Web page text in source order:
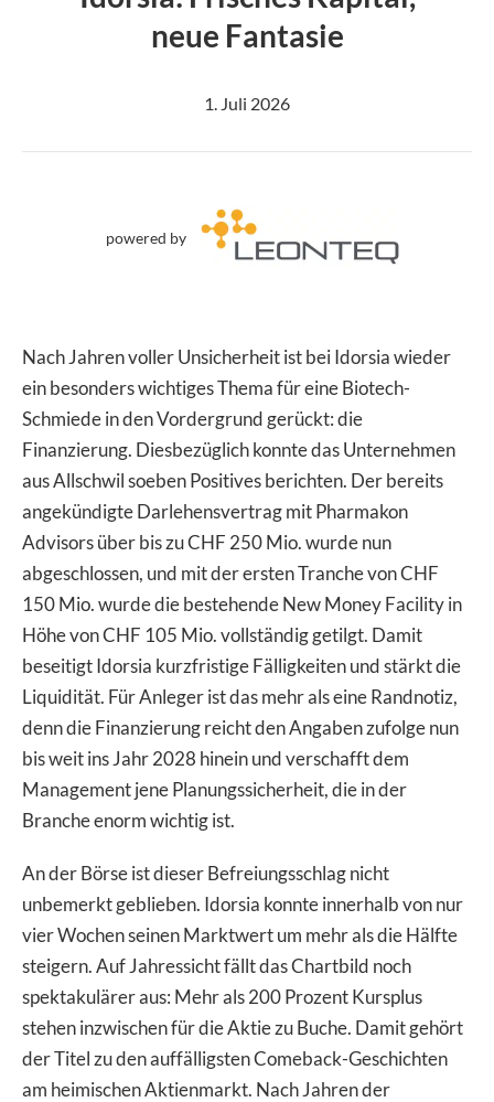
neue Fantasie
1. Juli 2026
powered by
Nach Jahren voller Unsicherheit ist bei Idorsia wieder
ein besonders wichtiges Thema für eine Biotech-
Schmiede in den Vordergrund gerückt: die
Finanzierung. Diesbezüglich konnte das Unternehmen
aus Allschwil soeben Positives berichten. Der bereits
angekündigte Darlehensvertrag mit Pharmakon
Advisors über bis zu CHF 250 Mio. wurde nun
abgeschlossen, und mit der ersten Tranche von CHF
150 Mio. wurde die bestehende New Money Facility in
Höhe von CHF 105 Mio. vollständig getilgt. Damit
beseitigt Idorsia kurzfristige Fälligkeiten und stärkt die
Liquidität. Für Anleger ist das mehr als eine Randnotiz,
denn die Finanzierung reicht den Angaben zufolge nun
bis weit ins Jahr 2028 hinein und verschafft dem
Management jene Planungssicherheit, die in der
Branche enorm wichtig ist.
An der Börse ist dieser Befreiungsschlag nicht
unbemerkt geblieben. Idorsia konnte innerhalb von nur
vier Wochen seinen Marktwert um mehr als die Hälfte
steigern. Auf Jahressicht fällt das Chartbild noch
spektakulärer aus: Mehr als 200 Prozent Kursplus
stehen inzwischen für die Aktie zu Buche. Damit gehört
der Titel zu den auffälligsten Comeback-Geschichten
am heimischen Aktienmarkt. Nach Jahren der